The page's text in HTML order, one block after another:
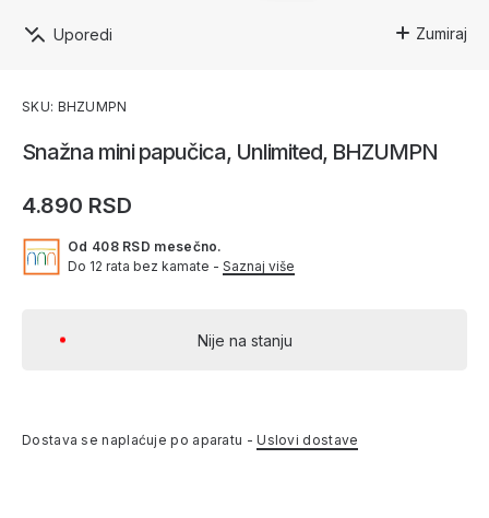
Zumiraj
Uporedi
Snažna mini papučica, Unlimited, BHZUMPN
4.890 RSD
Od 408 RSD mesečno.
Do 12 rata bez kamate - Saznaj više
Nije na stanju
Dostava se naplaćuje po aparatu -Uslovi dostave
SKU: BHZUMPN